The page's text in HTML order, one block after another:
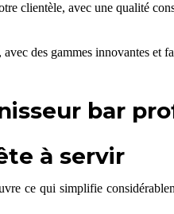
clientèle, avec une qualité
des gammes innovantes et
bar
à servir
ce qui simplifie